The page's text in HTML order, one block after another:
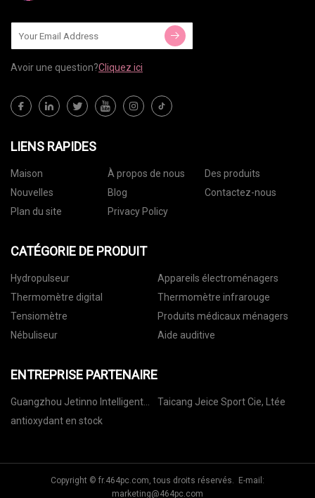
Avoir une question?Cliquez ici
LIENS RAPIDES
Maison À propos de nous
Des produits
Nouvelles
Blog
Contactez-nous
Plan du site
Privacy Policy
CATÉGORIE DE PRODUIT
Hydropulseur
Appareils électroménagers
Thermomètre digital
Thermomètre infrarouge
Tensiomètre
Produits médicaux ménagers
Nébuliseur
Aide auditive
ENTREPRISE PARTENAIRE
Guangzhou Jetinno Intelligent
Équipement Co., Ltd.
Taicang Jeice Sport Cie, Ltée
antioxydant en stock
Copyright © fr.464pc.com, tous droits réservés. E-mail:
marketing@464pc.com